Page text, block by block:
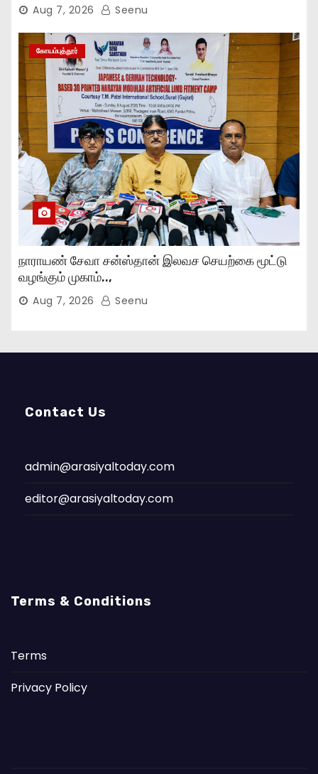
Aug 7, 2026 Seenu
கோயம்புத்தூர்
நாராயண் சேவா சன்ஸ்தான் இலவச செயற்கை மூட்டு
வழங்கும் முகாம்..,
Aug 7, 2026 Seenu
Contact Us
admin@arasiyaltoday.com
editor@arasiyaltoday.com
Terms & Conditions
Terms
Privacy Policy